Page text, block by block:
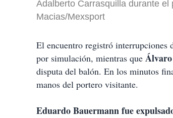
Adalberto Carrasquilla durante el
Macias/Mexsport
El encuentro registró interrupciones
por simulación, mientras que
disputa del balón. En los minutos
manos del portero visitante.
Eduardo Bauermann fue